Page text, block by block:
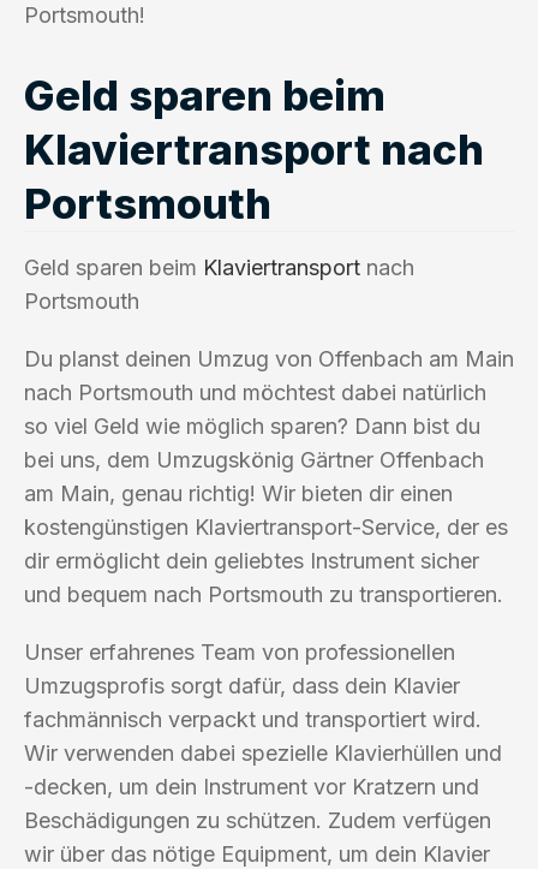
Portsmouth!
Geld sparen beim
Klaviertransport nach
Portsmouth
Geld sparen beim Klaviertransport nach
Portsmouth
Du planst deinen Umzug von Offenbach am Main
nach Portsmouth und möchtest dabei natürlich
so viel Geld wie möglich sparen? Dann bist du
bei uns, dem Umzugskönig Gärtner Offenbach
am Main, genau richtig! Wir bieten dir einen
kostengünstigen Klaviertransport-Service, der es
dir ermöglicht dein geliebtes Instrument sicher
und bequem nach Portsmouth zu transportieren.
Unser erfahrenes Team von professionellen
Umzugsprofis sorgt dafür, dass dein Klavier
fachmännisch verpackt und transportiert wird.
Wir verwenden dabei spezielle Klavierhüllen und
-decken, um dein Instrument vor Kratzern und
Beschädigungen zu schützen. Zudem verfügen
wir über das nötige Equipment, um dein Klavier